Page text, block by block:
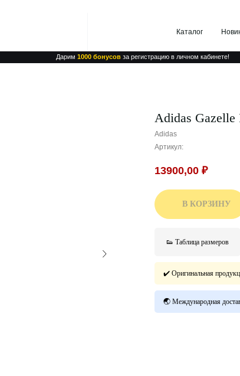
Дарим1000 бонусовза регистрацию в личном кабинете!
Бренды
Новинки
Adidas
Adidas
Артикул:
13900,00 ₽
В КОРЗИНУ
👟 Таблица размеров
✔️ Оригинальная
🌏 Международная